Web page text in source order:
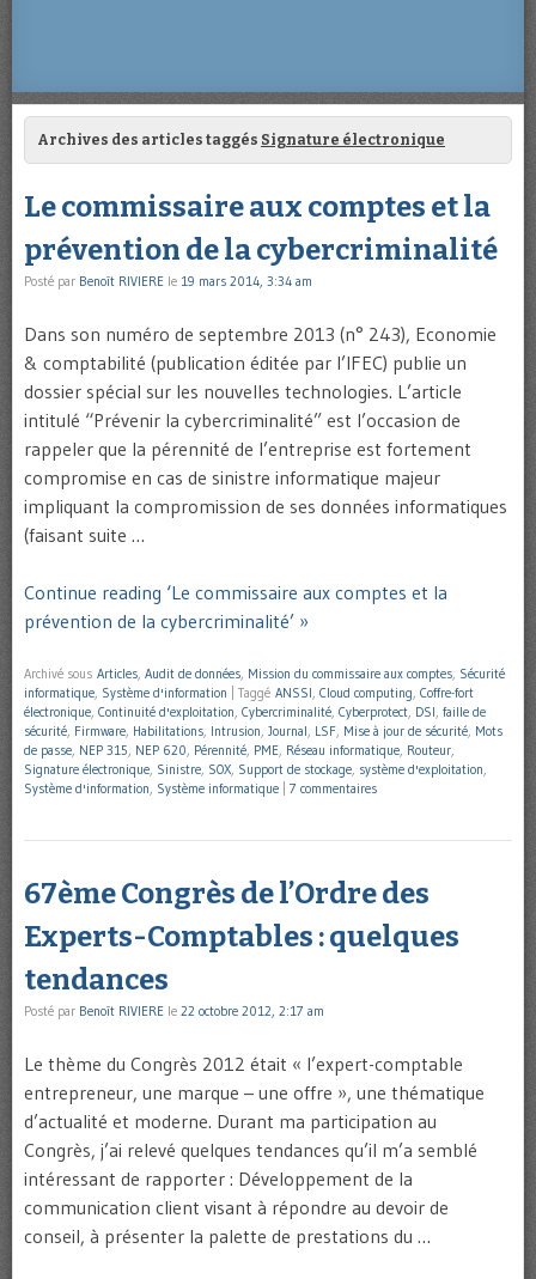
Archives des articles taggés Signature électronique
Le commissaire aux comptes et la
prévention de la cybercriminalité
Posté par Benoît RIVIERE le 19 mars 2014, 3:34 am
Dans son numéro de septembre 2013 (n° 243), Economie
& comptabilité (publication éditée par l’IFEC) publie un
dossier spécial sur les nouvelles technologies. L’article
intitulé “Prévenir la cybercriminalité” est l’occasion de
rappeler que la pérennité de l’entreprise est fortement
compromise en cas de sinistre informatique majeur
impliquant la compromission de ses données informatiques
(faisant suite …
Continue reading ‘Le commissaire aux comptes et la
prévention de la cybercriminalité’ »
Archivé sous Articles, Audit de données, Mission du commissaire aux comptes, Sécurité
informatique, Système d'information Taggé ANSSI, Cloud computing, Coffre-fort
électronique, Continuité d'exploitation, Cybercriminalité, Cyberprotect, DSI, faille de
sécurité, Firmware, Habilitations, Intrusion, Journal, LSF, Mise à jour de sécurité, Mots
de passe, NEP 315, NEP 620, Pérennité, PME, Réseau informatique, Routeur,
Signature électronique, Sinistre, SOX, Support de stockage, système d'exploitation,
Système d'information, Système informatique 7 commentaires
67ème Congrès de l’Ordre des
Experts-Comptables : quelques
tendances
Posté par Benoît RIVIERE le 22 octobre 2012, 2:17 am
Le thème du Congrès 2012 était « l’expert-comptable
entrepreneur, une marque – une offre », une thématique
d’actualité et moderne. Durant ma participation au
Congrès, j’ai relevé quelques tendances qu’il m’a semblé
intéressant de rapporter : Développement de la
communication client visant à répondre au devoir de
conseil, à présenter la palette de prestations du …